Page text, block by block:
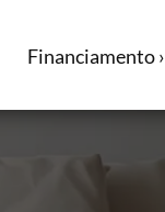
Financiamento ›